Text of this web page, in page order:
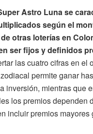
Astro Luna se
según el
otras loterías en
ser fijos y definidos
las cuatro cifras en el
permite ganar
inversión, mientras que
los premios dependen
incluir premios mayores